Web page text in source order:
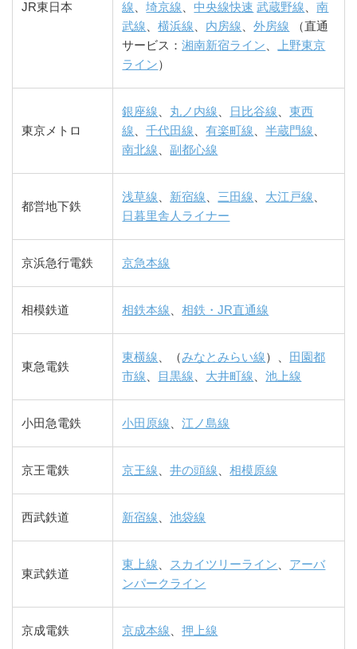
JR東日本 線、埼京線、中央線快速 武蔵野線、南
武線、横浜線、 内房線、外房線 （直通
サービス：湘南新宿ライン、上野東京
ライン）
東京メトロ
銀座線、 丸ノ内線、 日比谷線、東西
線、千代田線、有楽町線、半蔵門線、
南北線、副都心線
都営地下鉄
浅草線、 新宿線、三田線、 大江戸線、
日暮里舎人ライナー
京浜急行電鉄 京急本線
相模鉄道 相鉄本線、相鉄・JR直通線
東急電鉄
東横線、（みなとみらい線）、 田園都
市線、 目黒線、 大井町線、池上線
小田急電鉄 小田原線、江ノ島線
京王電鉄 京王線、井の頭線、相模原線
西武鉄道 新宿線、池袋線
東武鉄道
東上線、 スカイツリーライン、 アーバ
ンパークライン
京成電鉄 京成本線、押上線